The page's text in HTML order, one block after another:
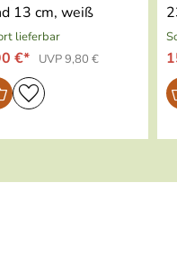
13 cm, weiß
lieferbar
€* UVP 9,80 €